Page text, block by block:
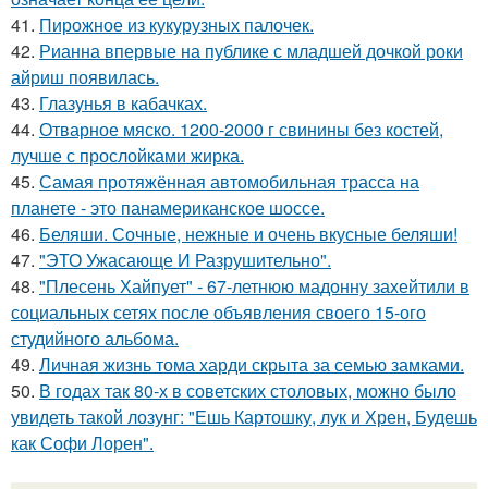
41. Пирожное из кукурузных палочек.
42. Рианна впервые на публике с младшей дочкой роки
айриш появилась.
43. Глазунья в кабачках.
44. Отварное мяско. 1200-2000 г свинины без костей,
лучше с прослойками жирка.
45. Самая протяжённая автомобильная трасса на
планете - это панамериканское шоссе.
46. Беляши. Сочные, нежные и очень вкусные беляши!
47. "ЭТО Ужасающе И Разрушительно".
48. "Плесень Хайпует" - 67-летнюю мадонну захейтили в
социальных сетях после объявления своего 15-ого
студийного альбома.
49. Личная жизнь тома харди скрыта за семью замками.
50. В годах так 80-х в советских столовых, можно было
увидеть такой лозунг: "Ешь Картошку, лук и Хрен, Будешь
как Софи Лорен".